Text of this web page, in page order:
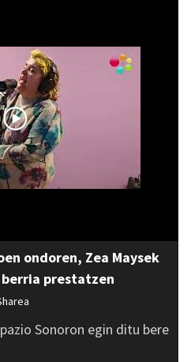
ondoren, Zea Maysek
prestatzen
Sonoron egin ditu bere